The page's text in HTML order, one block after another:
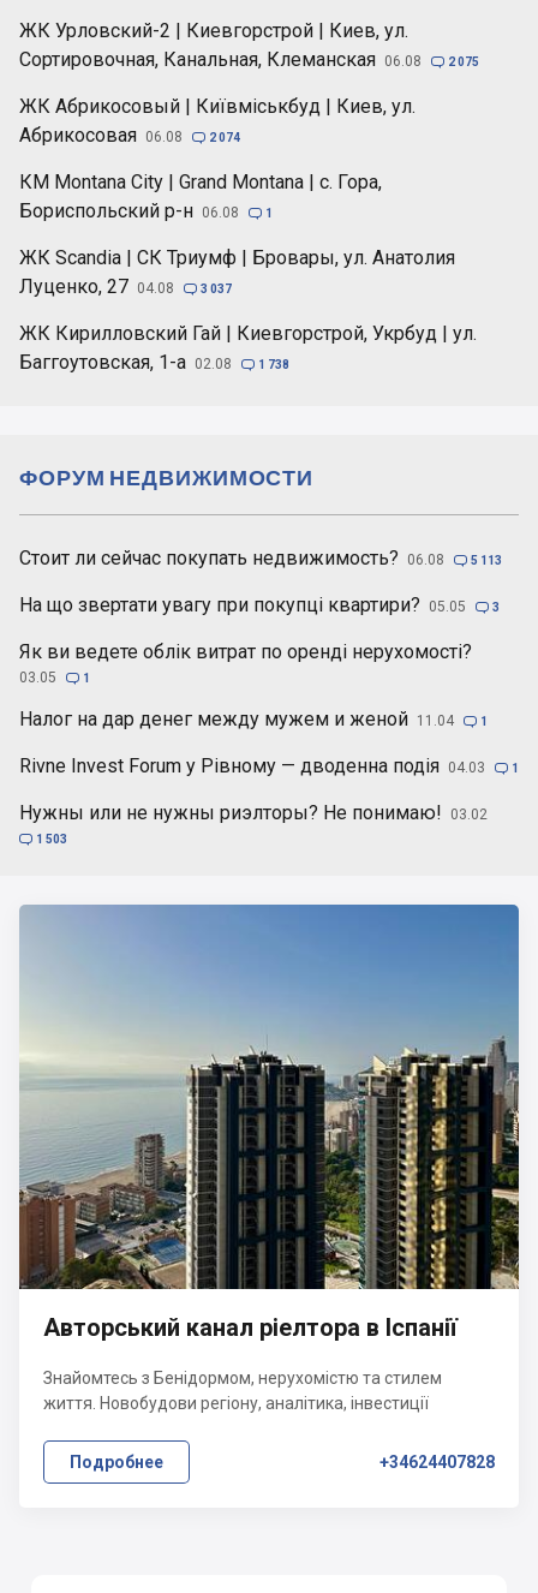
ЖК Урловский-2 | Киевгорстрой | Киев, ул.
Сортировочная, Канальная, Клеманская 06.08  2 075
ЖК Абрикосовый | Київміськбуд | Киев, ул.
Абрикосовая 06.08  2 074
КМ Montana City | Grand Montana | с. Гора,
Бориспольский р-н 06.08  1
ЖК Scandia | СК Триумф | Бровары, ул. Анатолия
Луценко, 27 04.08  3 037
ЖК Кирилловский Гай | Киевгорстрой, Укрбуд | ул.
Баггоутовская, 1-а 02.08  1 738
Стоит ли сейчас покупать недвижимость? 06.08  5 113
На що звертати увагу при покупці квартири? 05.05  3
Як ви ведете облік витрат по оренді нерухомості?
03.05  1
Налог на дар денег между мужем и женой 11.04  1
Rivne Invest Forum у Рівному — дводенна подія 04.03  1
Нужны или не нужны риэлторы? Не понимаю! 03.02
 1 503
ФОРУМ НЕДВИЖИМОСТИ
Авторський канал ріелтора в Іспанії
Знайомтесь з Бенідормом, нерухомістю та стилем
життя. Новобудови регіону, аналітика, інвестиції
Подробнее +34624407828